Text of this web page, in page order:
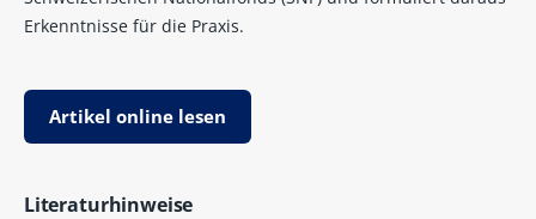
Erkenntnisse für die Praxis.
Artikel online lesen
Literaturhinweise